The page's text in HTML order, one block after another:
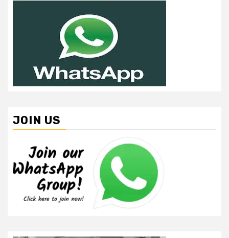
JOIN US